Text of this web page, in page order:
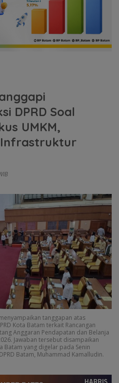
DPRD Soal
UMKM,
Infrastruktur
tanggapan atas
Kota Batam terkait Rancangan
Anggaran Pendapatan dan Belanja
Jawaban tersebut disampaikan
Batam yang digelar pada Senin
Batam, Muhammad Kamalludin.